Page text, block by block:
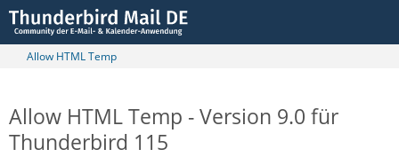
Allow HTML Temp
Allow HTML Temp - Version 9.0 für
Thunderbird 115